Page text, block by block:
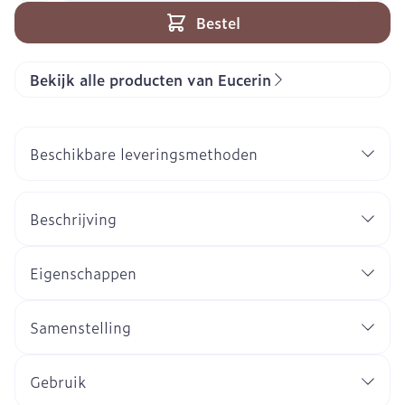
Bestel
Bekijk alle producten van Eucerin
Beschikbare leveringsmethoden
Beschrijving
Eigenschappen
Samenstelling
Gebruik